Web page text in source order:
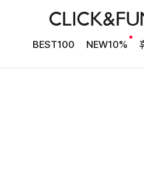
BEST100 NEW10%
여름의 끝을 완
감각적인 원피